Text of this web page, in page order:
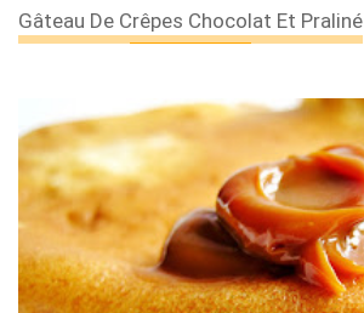
Gâteau De Crêpes Chocolat Et Praliné